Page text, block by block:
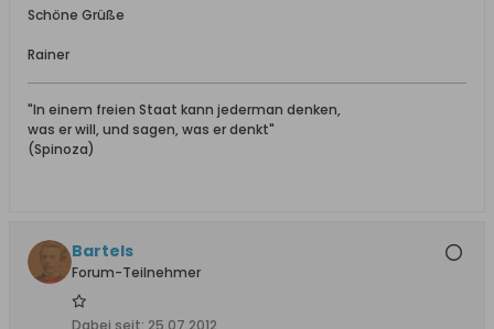
Schöne Grüße
Rainer
"In einem freien Staat kann jederman denken,
was er will, und sagen, was er denkt"
(Spinoza)
Bartels
Forum-Teilnehmer
Dabei seit: 25.07.2012